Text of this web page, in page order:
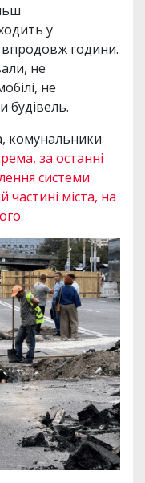
у
впродовж години.
не
не
будівель.
комунальники
за останні
системи
частині міста, на